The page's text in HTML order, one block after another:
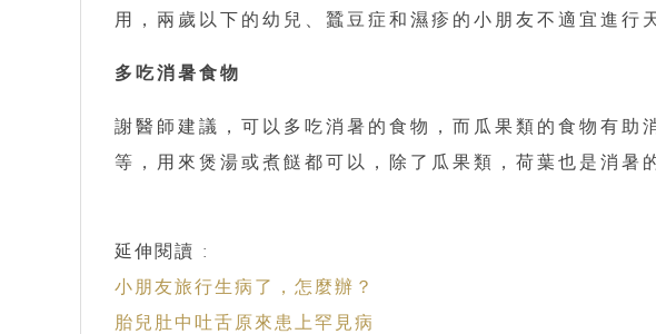
用，兩歲以下的幼兒、蠶豆症和濕疹的小朋友不適宜進行
多吃消暑食物
謝醫師建議，可以多吃消暑的食物，而瓜果類的食物有助
等，用來煲湯或煮餸都可以，除了瓜果類，荷葉也是消暑
延伸閱讀 :
小朋友旅行生病了，怎麼辦？
胎兒肚中吐舌原來患上罕見病